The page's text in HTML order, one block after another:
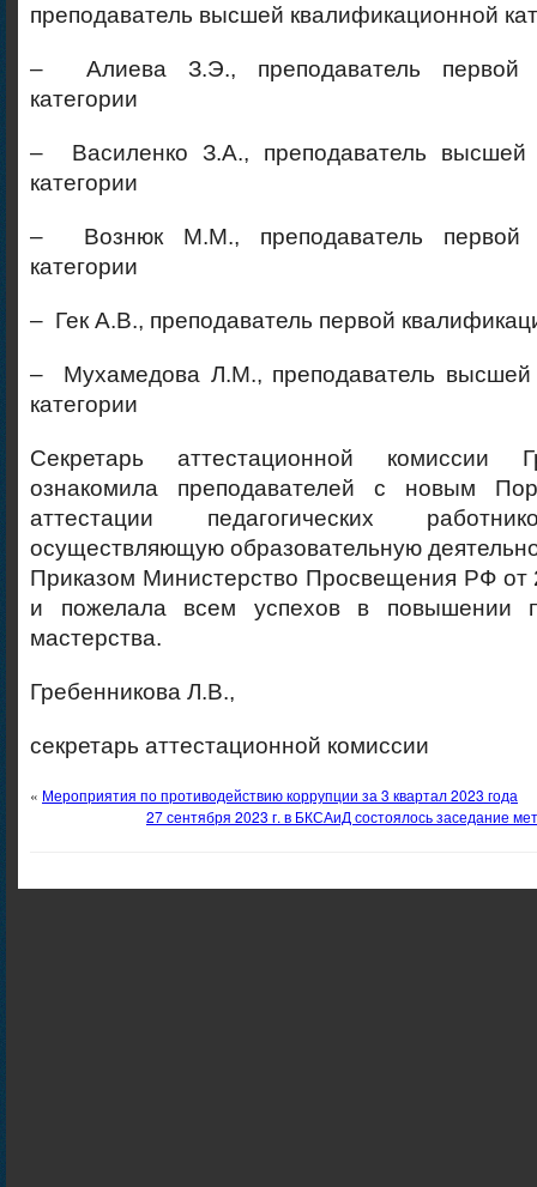
преподаватель высшей квалификационной
– Алиева З.Э., преподаватель первой
категории
– Василенко З.А., преподаватель высшей
категории
– Вознюк М.М., преподаватель первой
категории
– Гек А.В., преподаватель первой
– Мухамедова Л.М., преподаватель высшей
категории
Секретарь аттестационной комиссии
ознакомила преподавателей с новым
аттестации педагогических
осуществляющую образовательную
Приказом Министерство Просвещения РФ
и пожелала всем успехов в повышении
мастерства.
Гребенникова Л.В.,
секретарь аттестационной комиссии
« Мероприятия по противодействию коррупции за 3 квартал 2023 года
27 сентября 2023 г. в БКСАиД состоялось заседание